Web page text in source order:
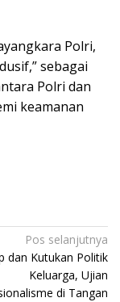
Polri,
sebagai
Polri dan
keamanan
Pos selanjutnya
dan Kutukan Politik
Keluarga, Ujian
di Tangan